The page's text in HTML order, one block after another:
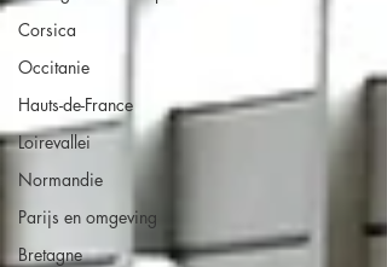
Corsica
Occitanie
Hauts-de-France
Loirevallei
Normandie
Parijs en omgeving
Bretagne